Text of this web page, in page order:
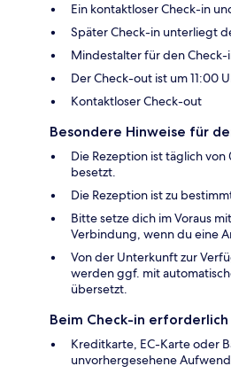
Ein kontaktloser Check-in
Später Check-in unterliegt
Mindestalter für den Check-
Der Check-out ist um 11:00
Kontaktloser Check-out
Besondere Hinweise für
Die Rezeption ist täglich
besetzt.
Die Rezeption ist zu
Bitte setze dich im Voraus
Verbindung, wenn du eine
Von der Unterkunft zur
werden ggf. mit
übersetzt.
Beim Check-in erforderlich
Kreditkarte, EC-Karte oder
unvorhergesehene